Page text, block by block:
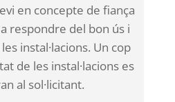
en concepte de fiança
respondre del bon ús i
instal·lacions. Un cop
de les instal·lacions es
al sol·licitant.